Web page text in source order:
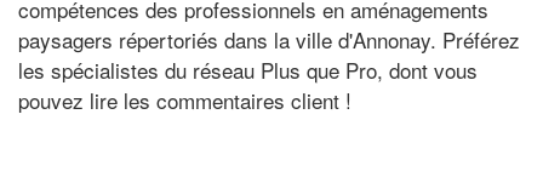
compétences des professionnels en aménagements
paysagers répertoriés dans la ville d'Annonay. Préférez
les spécialistes du réseau Plus que Pro, dont vous
pouvez lire les commentaires client !